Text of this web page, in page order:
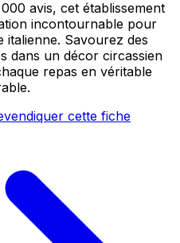
avis, cet établissement
incontournable pour
italienne. Savourez des
dans un décor circassien
repas en véritable
cette fiche